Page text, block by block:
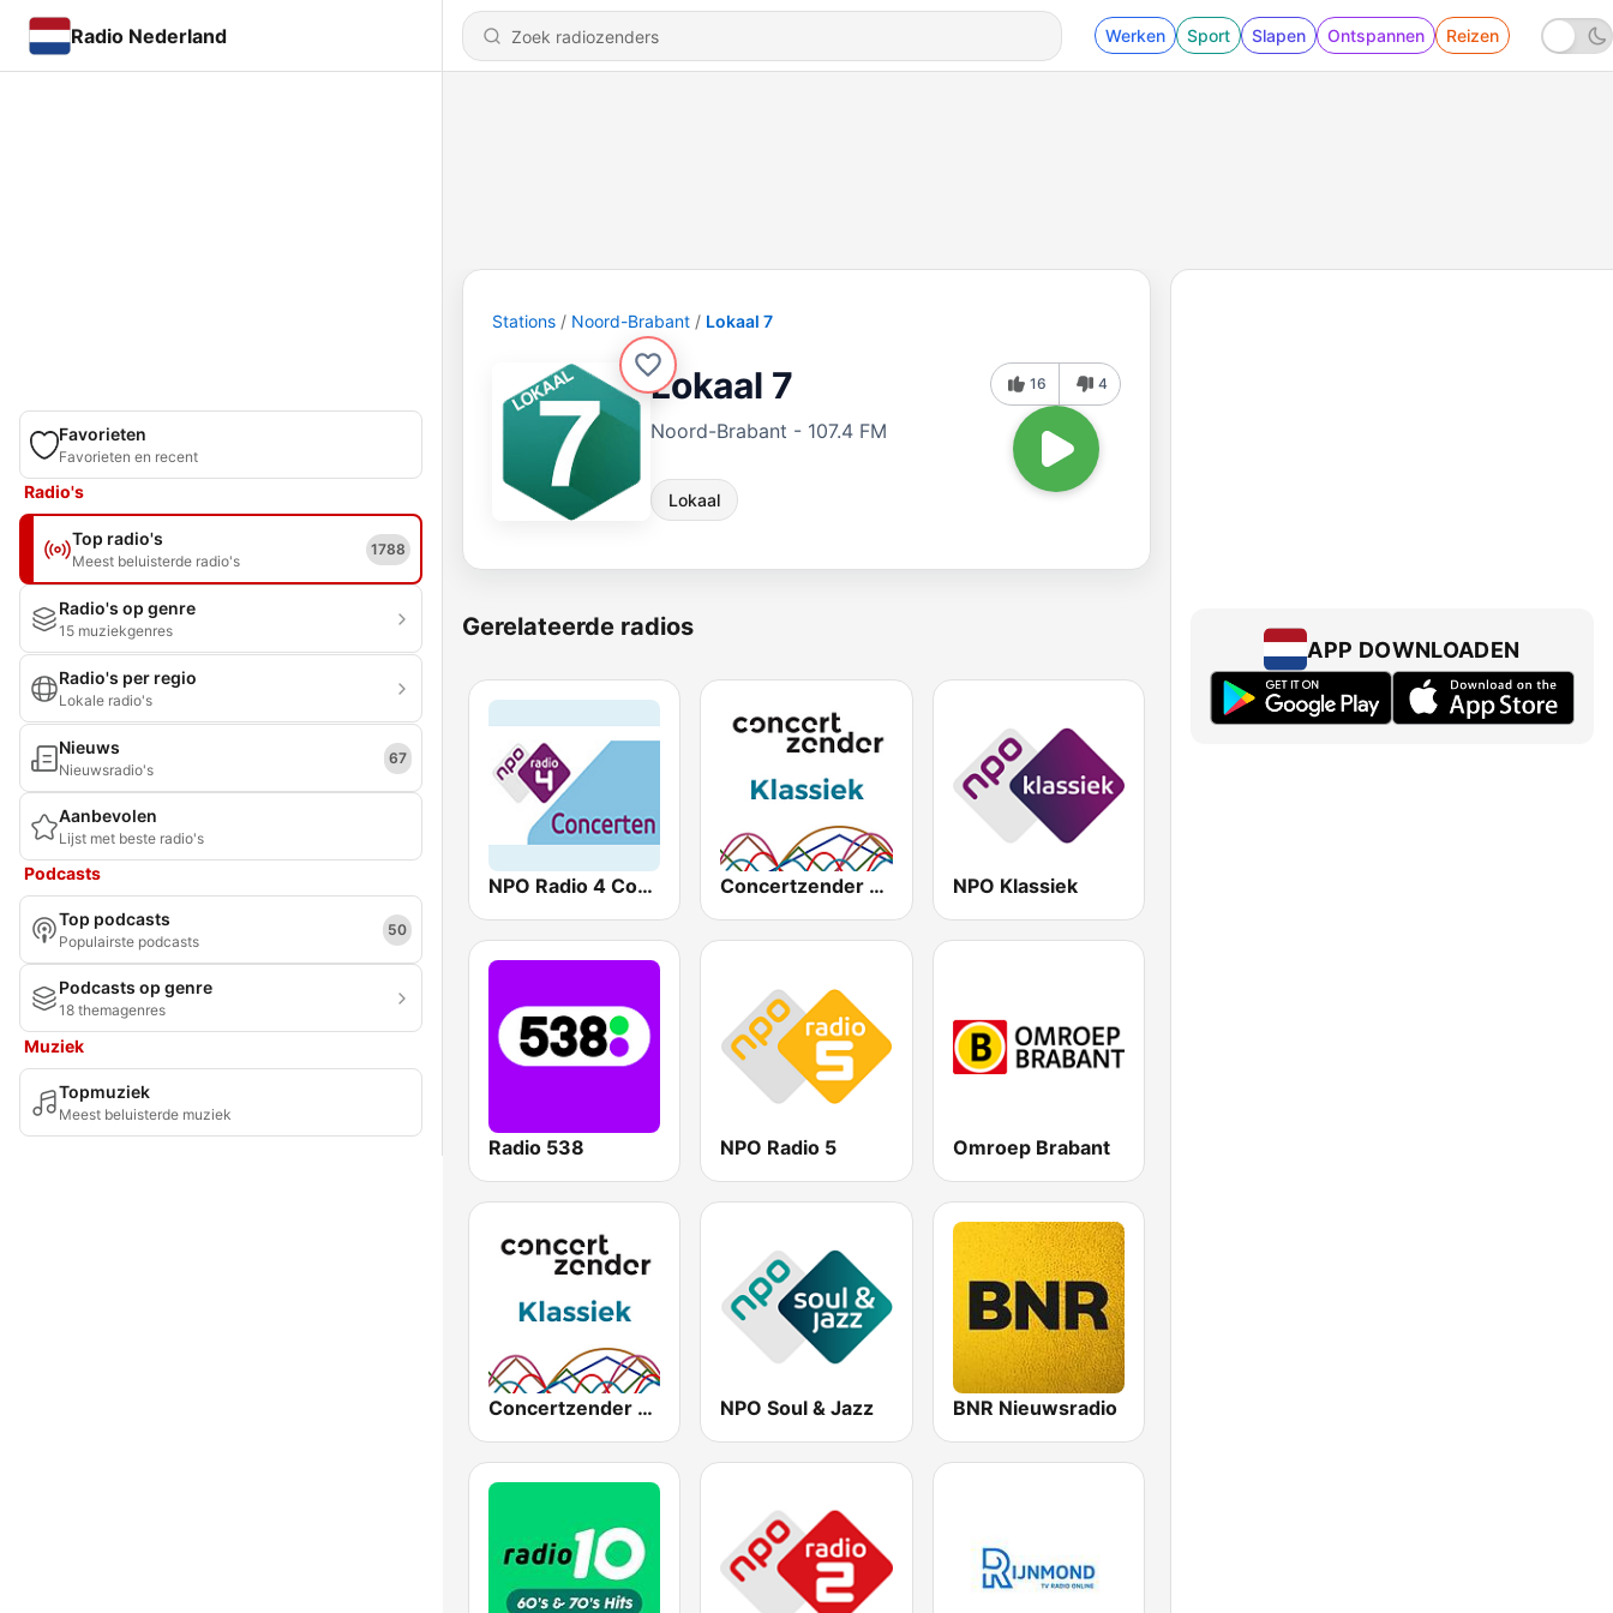
Radio Nederland Werken Sport Slapen Ontspannen Reizen
Favorieten
Favorieten en recent
Radio's
Top radio's
Meest beluisterde radio's
1788
Radio's op genre
15 muziekgenres
Radio's per regio
Lokale radio's
Nieuws
Nieuwsradio's
67
Aanbevolen
Lijst met beste radio's
Podcasts
Top podcasts
Populairste podcasts
50
Podcasts op genre
18 themagenres
Muziek
Topmuziek
Meest beluisterde muziek
Stations Noord-Brabant Lokaal 7
Lokaal 7
Noord-Brabant - 107.4 FM
Lokaal
16 4
Gerelateerde radios
NPO Radio 4 Concerten Concertzender Klassieke Muziek NPO Klassiek
Radio 538 NPO Radio 5 Omroep Brabant
Concertzender Klassiek NPO Soul & Jazz BNR Nieuwsradio
APP DOWNLOADEN